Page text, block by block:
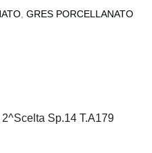
GRES PORCELLANATO
Sp.14 T.A179